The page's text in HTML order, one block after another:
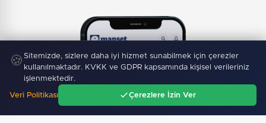
🍪 Sitemizde, sizlere daha iyi hizmet sunabilmek için çerezler
kullanılmaktadır. KVKK ve GDPR kapsamında kişisel verileriniz
işlenmektedir.
Veri Politikası Çerezlere İzin Ver
Gündem Ara Menü